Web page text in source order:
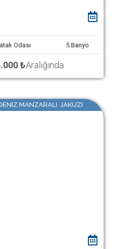
Odası 5 Banyo
₺Aralığında
MANZARALI JAKUZI